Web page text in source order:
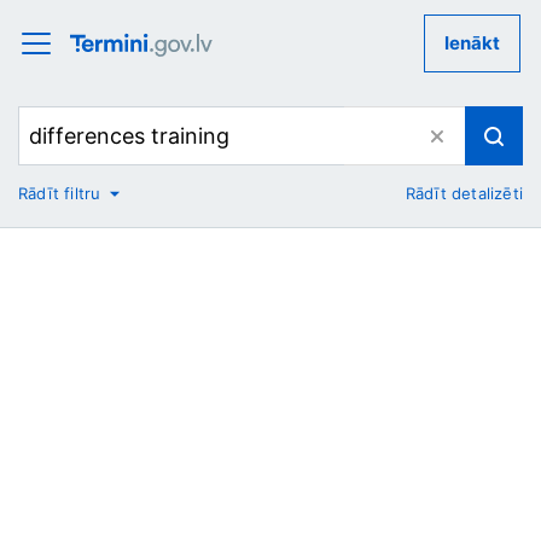
Ienākt
No
Rādīt filtru Rādīt detalizēti